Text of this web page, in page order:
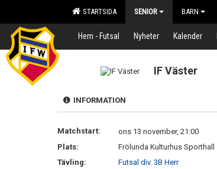
STARTSIDA SENIOR BARN
Hem - Futsal Nyheter Kalender
IF Väster
INFORMATION
Matchstart:
ons 13 november, 21:00
Plats:
Frölunda Kulturhus Sporthall
Tävling:
Futsal div. 3B Herr